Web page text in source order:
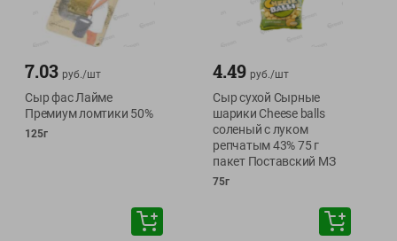
7.03 руб./шт
Сыр фас Лайме
Премиум ломтики 50%
125г
4.49 руб./шт
Сыр сухой Сырные
шарики Cheese balls
соленый с луком
репчатым 43% 75 г
пакет Поставский МЗ
75г